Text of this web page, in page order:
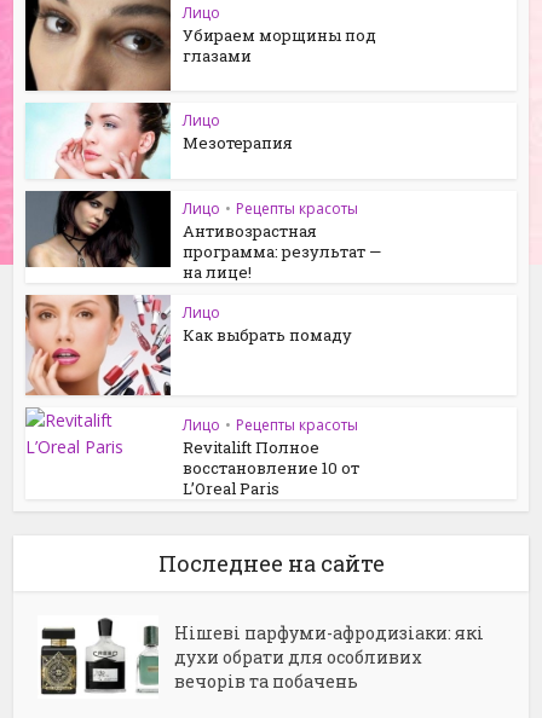
Лицо
Убираем морщины под
глазами
Лицо
Мезотерапия
Лицо • Рецепты красоты
Антивозрастная
программа: результат —
на лице!
Лицо
Как выбрать помаду
Лицо • Рецепты красоты
Revitalift Полное
восстановление 10 от
L’Oreal Paris
Последнее на сайте
Нішеві парфуми-афродизіаки: які
духи обрати для особливих
вечорів та побачень